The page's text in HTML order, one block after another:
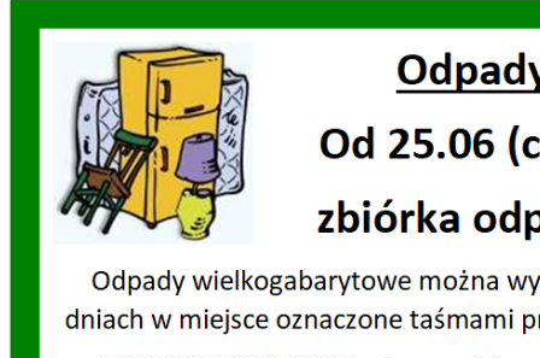
Dzień Działkowca 2022
Dzień Działkowca 2023
Dzień Działkowca 2024
Dzień Działkowca 2025